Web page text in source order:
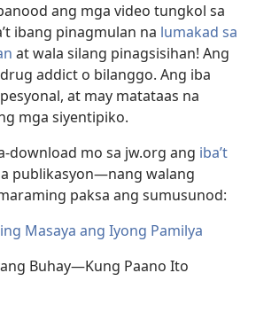
ang mga video tungkol sa
ibang pinagmulan na lumakad sa
at wala silang pinagsisihan! Ang
addict o bilanggo. Ang iba
at may matataas na
mga siyentipiko.
download mo sa jw.org ang iba’t
publikasyon—nang walang
paksa ang sumusunod:
Masaya ang Iyong Pamilya
Buhay—Kung Paano Ito